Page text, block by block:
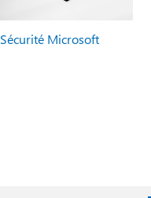
Sécurité Microsoft